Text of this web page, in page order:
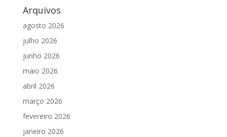
Arquivos
agosto 2026
julho 2026
junho 2026
maio 2026
abril 2026
março 2026
fevereiro 2026
janeiro 2026